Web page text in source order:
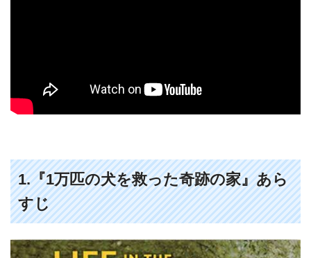
1.『1万匹の犬を救った奇跡の家』あら
すじ